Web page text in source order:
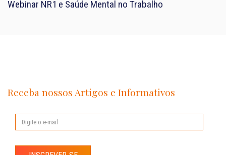
Webinar NR1 e Saúde Mental no Trabalho
Receba nossos Artigos e Informativos